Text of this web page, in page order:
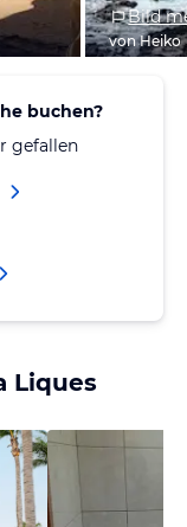
Bild
von Heiko
buchen?
gefallen
Liques